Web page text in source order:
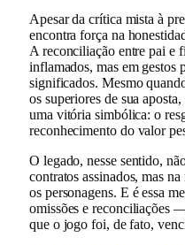
Apesar da crítica mista à
encontra força na
A reconciliação entre pai e
inflamados, mas em gestos
significados. Mesmo
os superiores de sua
uma vitória simbólica: o
reconhecimento do valor
O legado, nesse sentido,
contratos assinados, mas
os personagens. E é essa
omissões e reconciliações
que o jogo foi, de fato,